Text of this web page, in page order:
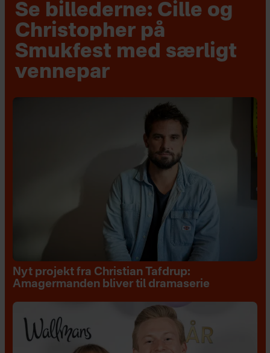
Se billederne: Cille og
Christopher på
Smukfest med særligt
vennepar
Nyt projekt fra Christian Tafdrup:
Amagermanden bliver til dramaserie